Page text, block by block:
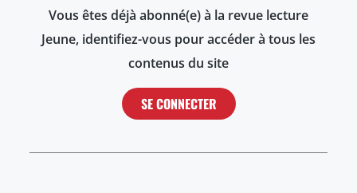
Vous êtes déjà abonné(e) à la revue lecture
Jeune, identifiez-vous pour accéder à tous les
contenus du site
SE CONNECTER